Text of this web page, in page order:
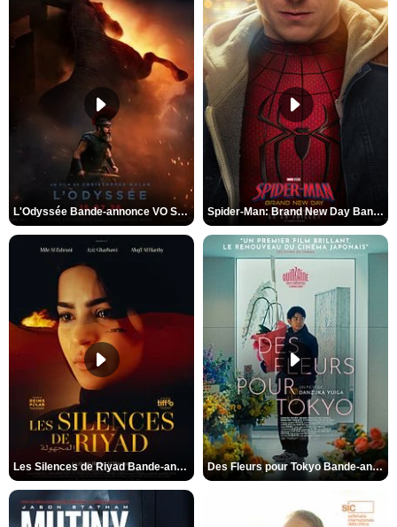
L'Odyssée Bande-annonce VO STFR Spider-Man: Brand New Day Bande-annonce VO STFR
Les Silences de Riyad Bande-annonce VO STFR Des Fleurs pour Tokyo Bande-annonce VO STFR